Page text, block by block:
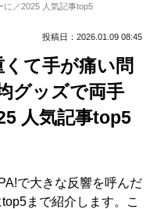
に／2025 人気記事top5
投稿日：2026.01.09 08:45
て手が痛い問
グッズで両手
人気記事top5
で大きな反響を呼んだ
まで紹介します。こ